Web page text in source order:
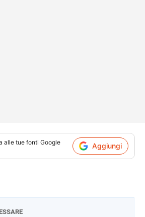
alle tue fonti Google
Aggiungi